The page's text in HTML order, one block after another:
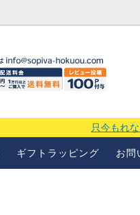
只今もれ
ギフトラッピング お問